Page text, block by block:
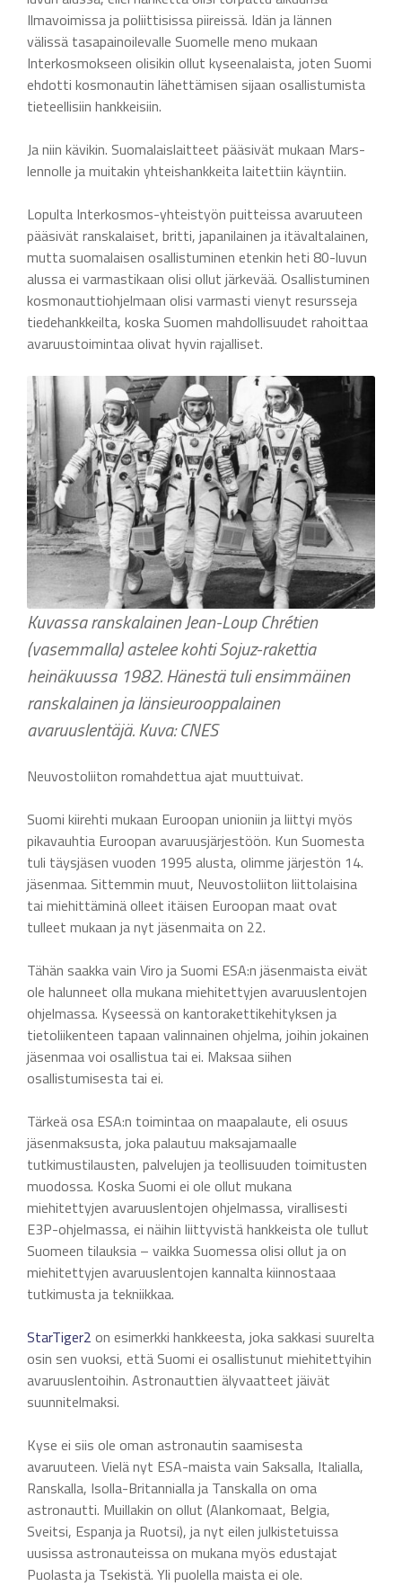
Ilmavoimissa ja poliittisissa piireissä. Idän ja lännen
välissä tasapainoilevalle Suomelle meno mukaan
Interkosmokseen olisikin ollut kyseenalaista, joten Suomi
ehdotti kosmonautin lähettämisen sijaan osallistumista
tieteellisiin hankkeisiin.
Ja niin kävikin. Suomalaislaitteet pääsivät mukaan Mars-
lennolle ja muitakin yhteishankkeita laitettiin käyntiin.
Lopulta Interkosmos-yhteistyön puitteissa avaruuteen
pääsivät ranskalaiset, britti, japanilainen ja itävaltalainen,
mutta suomalaisen osallistuminen etenkin heti 80-luvun
alussa ei varmastikaan olisi ollut järkevää. Osallistuminen
kosmonauttiohjelmaan olisi varmasti vienyt resursseja
tiedehankkeilta, koska Suomen mahdollisuudet rahoittaa
avaruustoimintaa olivat hyvin rajalliset.
Kuvassa ranskalainen Jean-Loup Chrétien
(vasemmalla) astelee kohti Sojuz-rakettia
heinäkuussa 1982. Hänestä tuli ensimmäinen
ranskalainen ja länsieurooppalainen
avaruuslentäjä. Kuva: CNES
Neuvostoliiton romahdettua ajat muuttuivat.
Suomi kiirehti mukaan Euroopan unioniin ja liittyi myös
pikavauhtia Euroopan avaruusjärjestöön. Kun Suomesta
tuli täysjäsen vuoden 1995 alusta, olimme järjestön 14.
jäsenmaa. Sittemmin muut, Neuvostoliiton liittolaisina
tai miehittäminä olleet itäisen Euroopan maat ovat
tulleet mukaan ja nyt jäsenmaita on 22.
Tähän saakka vain Viro ja Suomi ESA:n jäsenmaista eivät
ole halunneet olla mukana miehitettyjen avaruuslentojen
ohjelmassa. Kyseessä on kantorakettikehityksen ja
tietoliikenteen tapaan valinnainen ohjelma, joihin jokainen
jäsenmaa voi osallistua tai ei. Maksaa siihen
osallistumisesta tai ei.
Tärkeä osa ESA:n toimintaa on maapalaute, eli osuus
jäsenmaksusta, joka palautuu maksajamaalle
tutkimustilausten, palvelujen ja teollisuuden toimitusten
muodossa. Koska Suomi ei ole ollut mukana
miehitettyjen avaruuslentojen ohjelmassa, virallisesti
E3P-ohjelmassa, ei näihin liittyvistä hankkeista ole tullut
Suomeen tilauksia – vaikka Suomessa olisi ollut ja on
miehitettyjen avaruuslentojen kannalta kiinnostaaa
tutkimusta ja tekniikkaa.
StarTiger2 on esimerkki hankkeesta, joka sakkasi suurelta
osin sen vuoksi, että Suomi ei osallistunut miehitettyihin
avaruuslentoihin. Astronauttien älyvaatteet jäivät
suunnitelmaksi.
Kyse ei siis ole oman astronautin saamisesta
avaruuteen. Vielä nyt ESA-maista vain Saksalla, Italialla,
Ranskalla, Isolla-Britannialla ja Tanskalla on oma
astronautti. Muillakin on ollut (Alankomaat, Belgia,
Sveitsi, Espanja ja Ruotsi), ja nyt eilen julkistetuissa
uusissa astronauteissa on mukana myös edustajat
Puolasta ja Tsekistä. Yli puolella maista ei ole.